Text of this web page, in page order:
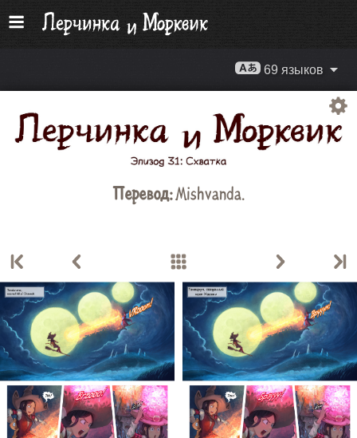
69 языков
Перевод:Mishvanda.